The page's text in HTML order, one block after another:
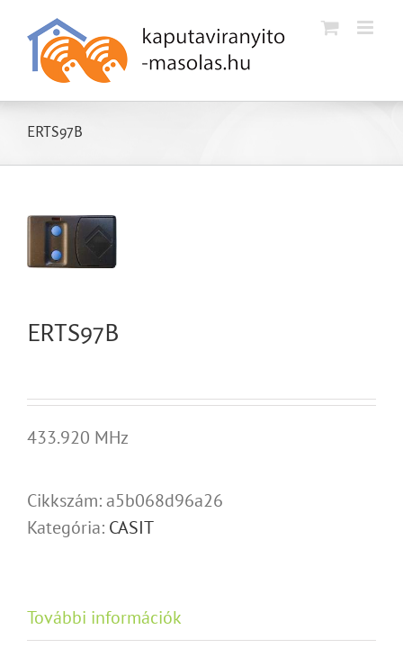
Kihagyás
ERTS97B
ERTS97B
433.920 MHz
Cikkszám: a5b068d96a26
Kategória: CASIT
További információk